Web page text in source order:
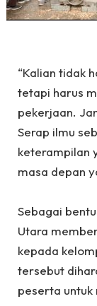
‎“Kalian tidak
tetapi harus
pekerjaan.
Serap ilmu
keterampilan
masa depan
‎Sebagai
Utara
kepada
tersebut
peserta untuk